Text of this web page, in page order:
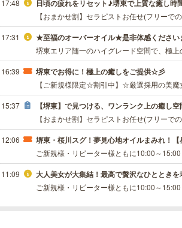
17:48 日頃の疲れをリセット♪堺東で上質な癒し時
17:31 ★至福のオーバーオイル★是非体感ください
16:39 堺東でお得に！極上の癒しをご提供☆彡
15:37 【堺東】で見つける、ワンランク上の癒し
12:06 堺東・桜川スグ！夢見心地オイルまみれ！【
11:09 大人美女が大集結！最高で贅沢なひととき